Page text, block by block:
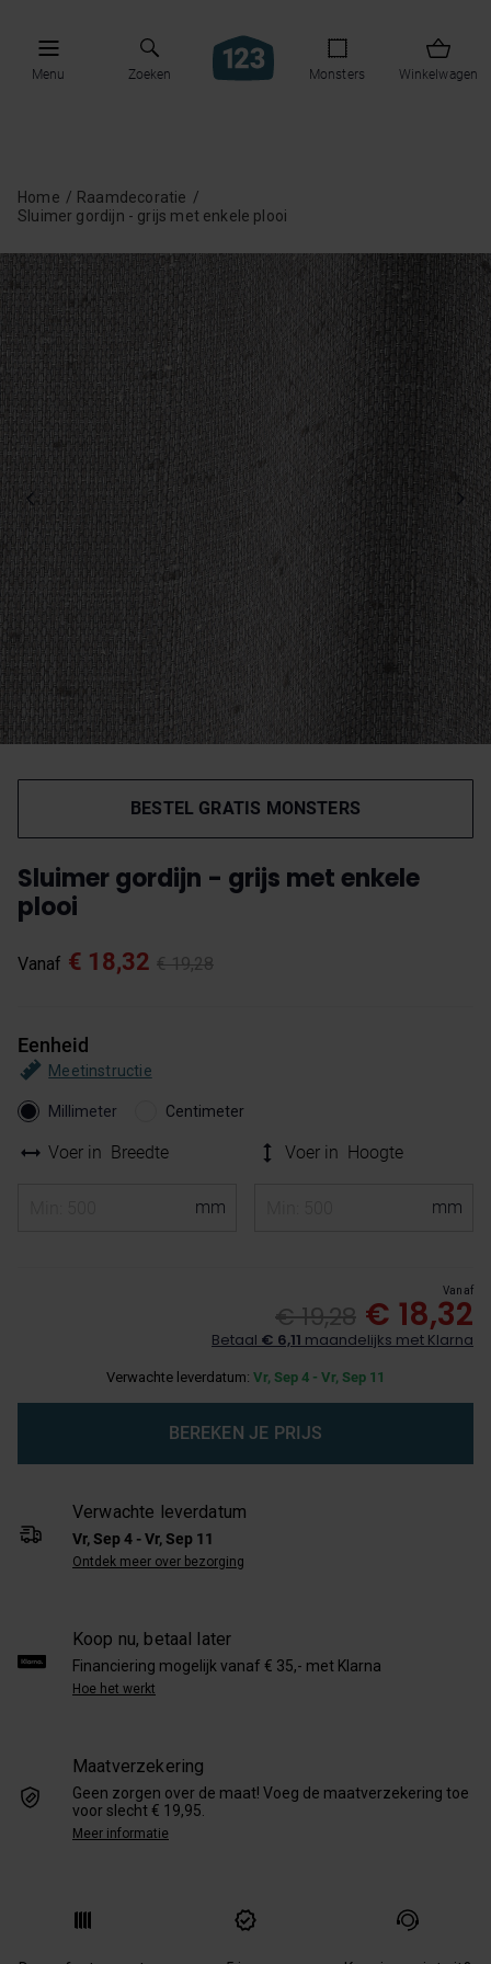
Menu Zoeken Monsters Winkelwagen
Home
Raamdecoratie
Sluimer gordijn - grijs met enkele plooi
BESTEL GRATIS MONSTERS
Sluimer gordijn - grijs met enkele
plooi
Vanaf € 19,28
€ 18,32
Eenheid
Meetinstructie
Millimeter Centimeter
Voer in Breedte Voer in Hoogte
Vanaf
€ 19,28 € 18,32
Betaal € 6,11 maandelijks met Klarna
Verwachte leverdatum: Vr, Sep 4 - Vr, Sep 11
BEREKEN JE PRIJS
Verwachte leverdatum
Vr, Sep 4 - Vr, Sep 11
Ontdek meer over bezorging
Koop nu, betaal later
Financiering mogelijk vanaf € 35,- met Klarna
Hoe het werkt
Maatverzekering
Geen zorgen over de maat! Voeg de maatverzekering toe
voor slecht € 19,95.
Meer informatie